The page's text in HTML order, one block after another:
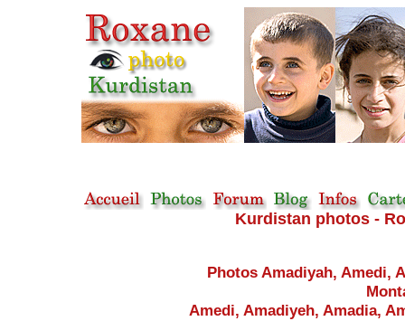
Kurdistan photos -
Photos Amadiyah, Amedi,
Amedi, Amadiyeh, Amadia,